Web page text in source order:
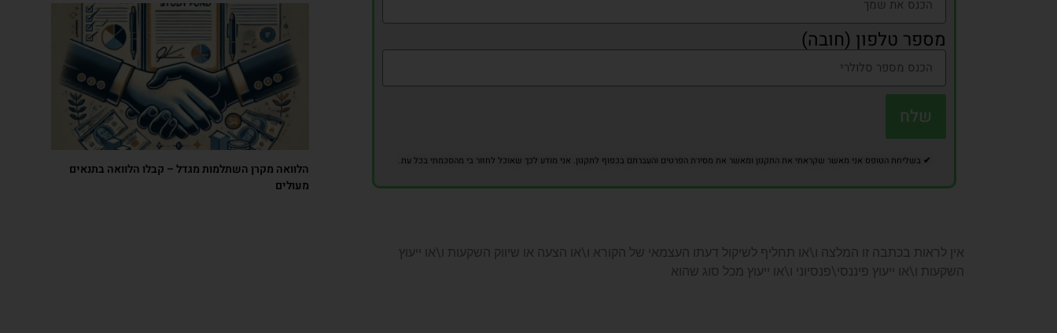
מספר טלפון (חובה)
שלח
✔ בשליחת הטופס אני מאשר שקראתי את התקנון ומאשר את מסירת הפרטים והעברתם בכפוף לתקנון. אני מודע לכך שאוכל לחזור בי מהסכמתי בכל עת.
אין לראות בכתבה זו המלצה ו\או תחליף לשיקול דעתו העצמאי של הקורא ו\או הצעה או שיווק השקעות ו\או ייעוץ
השקעות ו\או ייעוץ פיננסי\פנסיוני ו\או ייעוץ מכל סוג שהוא
הלוואה מקרן השתלמות מגדל – קבלו הלוואה בתנאים
מעולים